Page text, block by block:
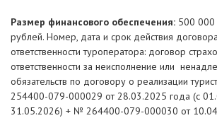
Размер финансового обеспечения: 500 000
рублей. Номер, дата и срок действия
ответственности туроператора: договор
ответственности за неисполнение или
обязательств по договору о реализации
254400-079-000029 от 28.03.2025 года (с
31.05.2026) + № 264400-079-000030 от